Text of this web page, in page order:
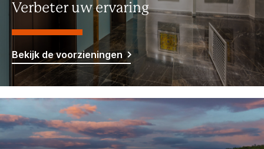
Verbeter uw ervaring
Bekijk de voorzieningen